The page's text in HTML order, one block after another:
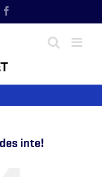
inte!